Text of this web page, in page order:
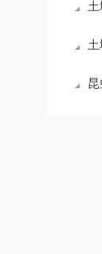
土
土
昆